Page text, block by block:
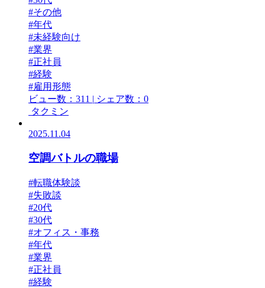
#その他
#年代
#未経験向け
#業界
#正社員
#経験
#雇用形態
ビュー数：311
シェア数：0
タクミン
2025.11.04
空調バトルの職場
#転職体験談
#失敗談
#20代
#30代
#オフィス・事務
#年代
#業界
#正社員
#経験